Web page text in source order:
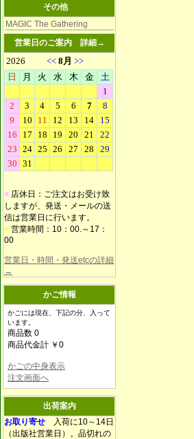
その他
MAGIC The Gathering
営業日のご案内 詳細→
■ 店休日：ご注文はお受け致
しますが、発送・メールの送
信は営業日に行います。
■ 営業時間：10：00.～17：
00
営業日・時間・発送etcの詳細
→
かご情報
かごには現在、下記の分、入って
います。
商品数 0
商品代金計 ￥0
かごの中身表示
注文画面へ
出荷案内
お取り寄せ 入荷に10～14日
（出版社営業日）。品切れの